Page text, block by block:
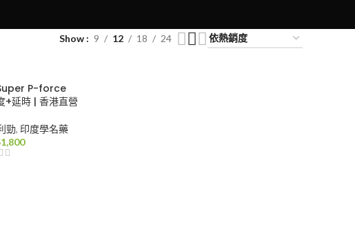
Show 9 12 18 24
P-force
延時 | 香港直營
勁, 印度學名藥
1,800價